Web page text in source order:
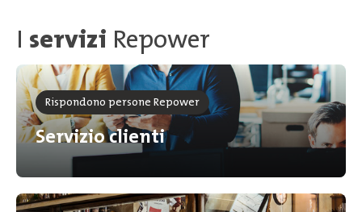
I servizi Repower
Rispondono persone Repower
Servizio clienti